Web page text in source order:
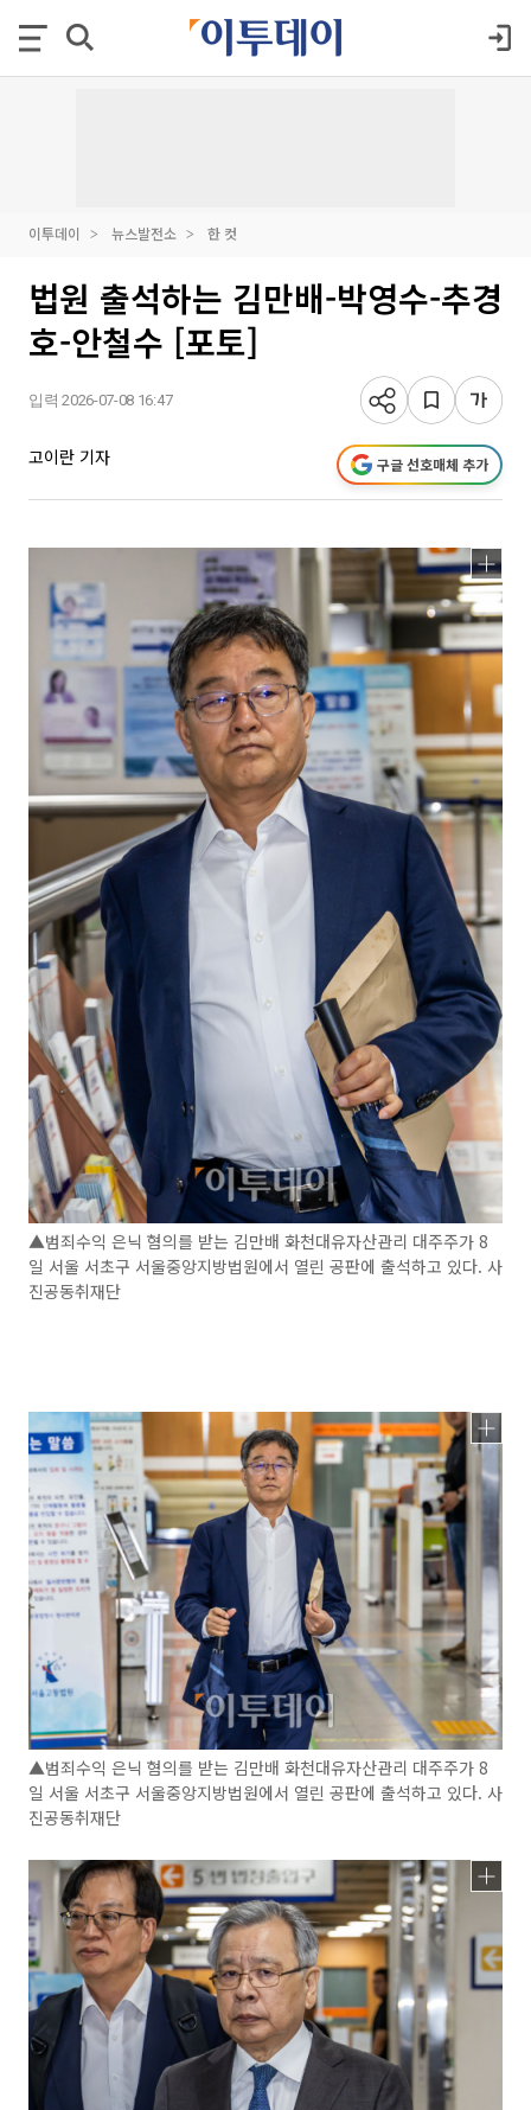
이투데이 뉴스발전소 한 컷
법원 출석하는 김만배-박영수-추경
호-안철수 [포토]
입력 2026-07-08 16:47
고이란 기자 구글 선호매체 추가
▲범죄수익 은닉 혐의를 받는 김만배 화천대유자산관리 대주주가 8
일 서울 서초구 서울중앙지방법원에서 열린 공판에 출석하고 있다. 사
진공동취재단
▲범죄수익 은닉 혐의를 받는 김만배 화천대유자산관리 대주주가 8
일 서울 서초구 서울중앙지방법원에서 열린 공판에 출석하고 있다. 사
진공동취재단